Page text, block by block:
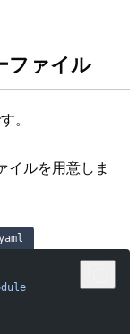
ファイル
。
イルを用意しま